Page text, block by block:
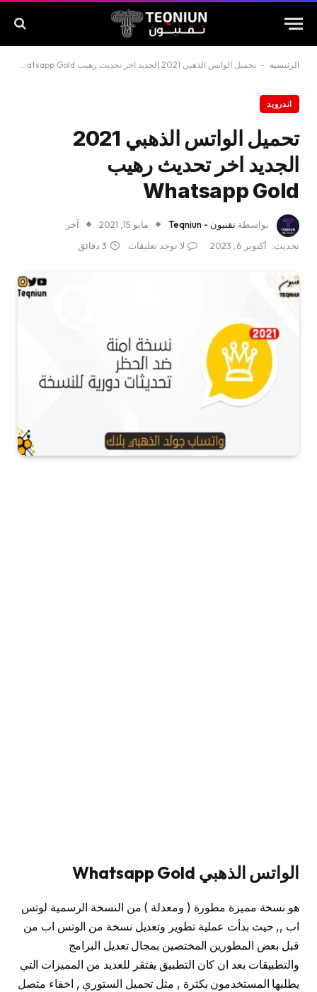
الرئيسية - تحميل الواتس الذهبي 2021 الجديد اخر تحديث رهيب Whatsapp Gold
اندرويد
تحميل الواتس الذهبي 2021
الجديد اخر تحديث رهيب
Whatsapp Gold
بواسطة تقنيون - Teqniun مايو 15, 2021
آخر
تحديث:
أكتوبر 6, 2023 لا توجد تعليقات 3 دقائق
الواتس الذهبي
هو نسخة مميزة مطورة ( ومعدلة ) من النسخة الرسمية لوتس
اب ,, حيث بدأت عملية تطوير وتعديل نسخة من الوتس اب من
قبل بعض المطورين المختصين بمجال تعديل البرامج
والتطبيقات بعد ان كان التطبيق يفتقر للعديد من المميزات التي
يطلبها المستخدمون بكثرة , مثل تحميل الستوري , اخفاء متصل